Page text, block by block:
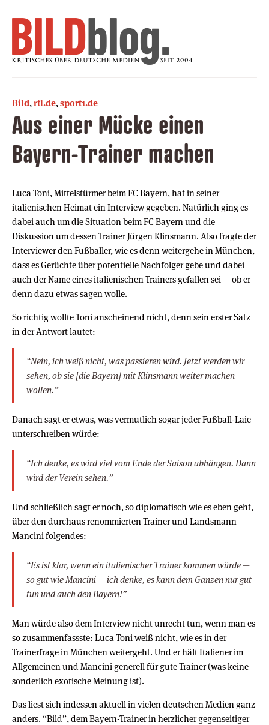
Bild,rtl.de,sport1.de
Aus einer Mücke einen
Bayern-Trainer machen
Luca Toni, Mittelstürmer beim FC Bayern, hat in seiner
italienischen Heimat ein Interview gegeben. Natürlich ging es
dabei auch um die Situation beim FC Bayern und die
Diskussion um dessen Trainer Jürgen Klinsmann. Also fragte der
Interviewer den Fußballer, wie es denn weitergehe in München,
dass es Gerüchte über potentielle Nachfolger gebe und dabei
auch der Name eines italienischen Trainers gefallen sei — ob er
denn dazu etwas sagen wolle.
So richtig wollte Toni anscheinend nicht, denn sein erster Satz
in der Antwort lautet:
“Nein, ich weiß nicht, was passieren wird. Jetzt werden wir
sehen, ob sie [die Bayern] mit Klinsmann weiter machen
wollen.”
Danach sagt er etwas, was vermutlich sogar jeder Fußball-Laie
unterschreiben würde:
“Ich denke, es wird viel vom Ende der Saison abhängen. Dann
wird der Verein sehen.”
Und schließlich sagt er noch, so diplomatisch wie es eben geht,
über den durchaus renommierten Trainer und Landsmann
Mancini folgendes:
“Es ist klar, wenn ein italienischer Trainer kommen würde —
so gut wie Mancini — ich denke, es kann dem Ganzen nur gut
tun und auch den Bayern!”
Man würde also dem Interview nicht unrecht tun, wenn man es
so zusammenfassste: Luca Toni weiß nicht, wie es in der
Trainerfrage in München weitergeht. Und er hält Italiener im
Allgemeinen und Mancini generell für gute Trainer (was keine
sonderlich exotische Meinung ist).
Das liest sich indessen aktuell in vielen deutschen Medien ganz
anders. “Bild”, dem Bayern-Trainer in herzlicher gegenseitiger